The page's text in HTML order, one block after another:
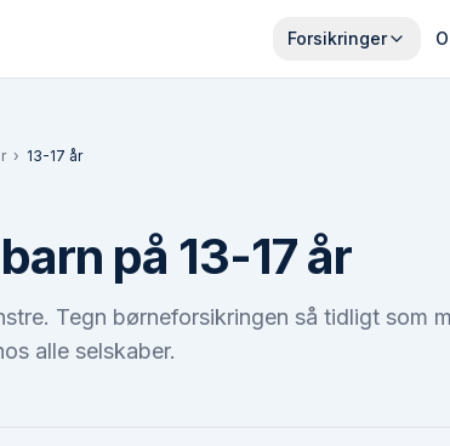
Forsikringer
› 13-17 år
på 13-17 år
Tegn børneforsikringen så tidligt som
alle selskaber.